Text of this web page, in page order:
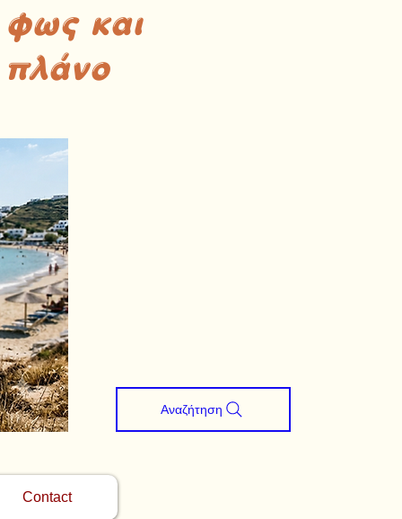
και
Contact
Αναζήτηση